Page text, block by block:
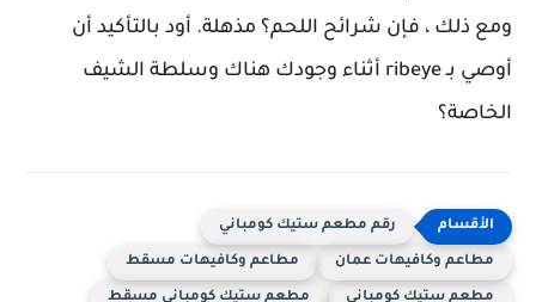
ومع ذلك ، فإن شرائح اللحم؟ مذهلة. أود بالتأكيد أن
أوصي بـ ribeye أثناء وجودك هناك وسلطة الشيف
الخاصة؟
رقم مطعم ستيك كومباني
مطاعم وكافيهات عمان مطاعم وكافيهات مسقط
مطعم ستيك كومباني مطعم ستيك كومباني مسقط